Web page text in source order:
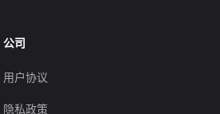
公司
用户协议
隐私政策